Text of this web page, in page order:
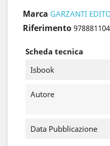
Marca GARZANTI
Riferimento
Scheda tecnica
Isbook
Autore
Data Pubblicazione